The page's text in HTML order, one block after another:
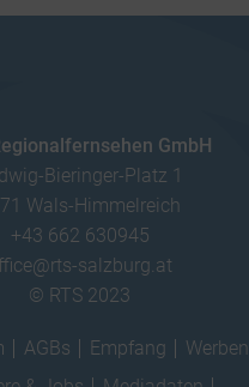
GmbH
Bieringer-Platz 1
Wals-Himmelreich
+43 662 630945
salzburg.at
© RTS 2023
AGBs Empfang
Werben